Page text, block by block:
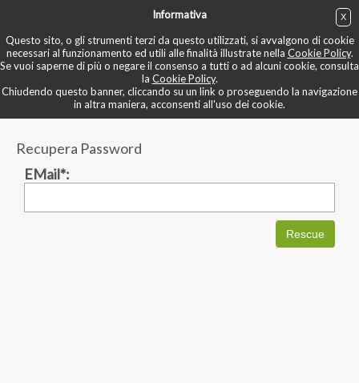
Informativa
Questo sito, o gli strumenti terzi da questo utilizzati, si avvalgono di cookie
necessari al funzionamento ed utili alle finalità illustrate nella Cookie Policy.
Se vuoi saperne di più o negare il consenso a tutti o ad alcuni cookie, consulta
la Cookie Policy.
Chiudendo questo banner, cliccando su un link o proseguendo la navigazione
in altra maniera, acconsenti all'uso dei cookie.
X
Recupera Password
Recupera Password
EMail*:
Rescue